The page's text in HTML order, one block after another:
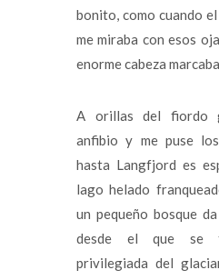
bonito, como cuando
me miraba con esos
enorme cabeza
A orillas del fiordo
anfibio y me puse
hasta Langfjord es
lago helado
un pequeño bosque
desde el que se
privilegiada del